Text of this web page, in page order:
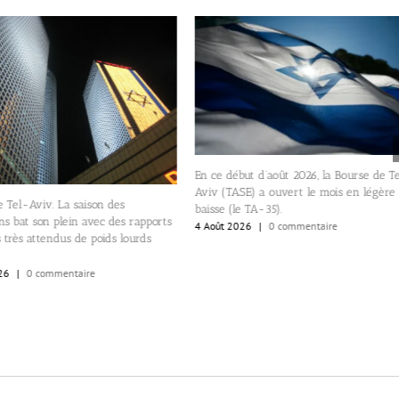
Tel-Aviv. La saison des
bat son plein avec des rapports
très attendus de poids lourds
| 0 commentaire
En ce début d’août 2026, la Bourse de
Aviv (TASE) a ouvert le mois en légère
baisse (le TA-35).
4 Août 2026 | 0 commentaire